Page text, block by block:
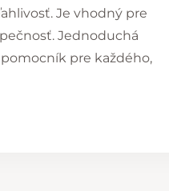
Je vhodný pre
Jednoduchá
pre každého,